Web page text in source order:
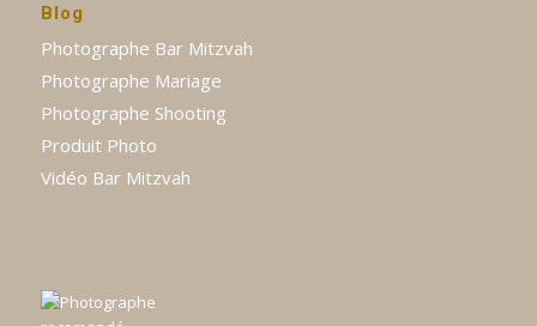
Blog
Photographe Bar Mitzvah
Photographe Mariage
Photographe Shooting
Produit Photo
Vidéo Bar Mitzvah